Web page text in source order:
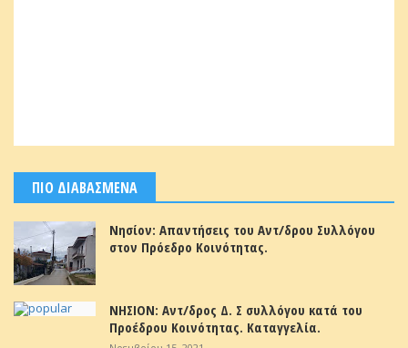
ΠΙΟ ΔΙΑΒΑΣΜΕΝΑ
Νησίον: Απαντήσεις του Αντ/δρου Συλλόγου
στον Πρόεδρο Κοινότητας.
ΝΗΣΙΟΝ: Αντ/δρος Δ. Σ συλλόγου κατά του
Προέδρου Κοινότητας. Καταγγελία.